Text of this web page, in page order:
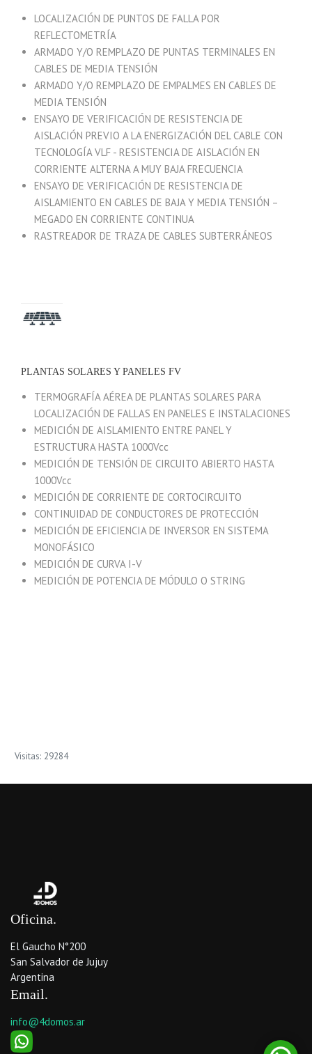
LOCALIZACIÓN DE PUNTOS DE FALLA POR
REFLECTOMETRÍA
ARMADO Y/O REMPLAZO DE PUNTAS TERMINALES EN
CABLES DE MEDIA TENSIÓN
ARMADO Y/O REMPLAZO DE EMPALMES EN CABLES DE
MEDIA TENSIÓN
ENSAYO DE VERIFICACIÓN DE RESISTENCIA DE
AISLACIÓN PREVIO A LA ENERGIZACIÓN DEL CABLE CON
TECNOLOGÍA VLF - RESISTENCIA DE AISLACIÓN EN
CORRIENTE ALTERNA A MUY BAJA FRECUENCIA
ENSAYO DE VERIFICACIÓN DE RESISTENCIA DE
AISLAMIENTO EN CABLES DE BAJA Y MEDIA TENSIÓN –
MEGADO EN CORRIENTE CONTINUA
RASTREADOR DE TRAZA DE CABLES SUBTERRÁNEOS
PLANTAS SOLARES Y PANELES FV
TERMOGRAFÍA AÉREA DE PLANTAS SOLARES PARA
LOCALIZACIÓN DE FALLAS EN PANELES E INSTALACIONES
MEDICIÓN DE AISLAMIENTO ENTRE PANEL Y
ESTRUCTURA HASTA 1000Vcc
MEDICIÓN DE TENSIÓN DE CIRCUITO ABIERTO HASTA
1000Vcc
MEDICIÓN DE CORRIENTE DE CORTOCIRCUITO
CONTINUIDAD DE CONDUCTORES DE PROTECCIÓN
MEDICIÓN DE EFICIENCIA DE INVERSOR EN SISTEMA
MONOFÁSICO
MEDICIÓN DE CURVA I-V
MEDICIÓN DE POTENCIA DE MÓDULO O STRING
Visitas: 29284
Oficina
El Gaucho N°200
San Salvador de Jujuy
Argentina
Email
info@4domos.ar